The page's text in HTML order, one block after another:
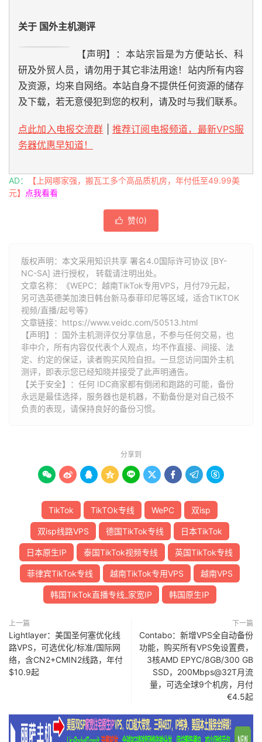
关于 国外主机测评
【声明】：本站宗旨是为方便站长、科
研及外贸人员，请勿用于其它非法用途！站内所有内容
及资源，均来自网络。本站自身不提供任何资源的储存
及下载，若无意侵犯到您的权利，请及时与我们联系。
点此加入电报交流群
推荐订阅电报频道，最新VPS服
务器优惠早知道！
AD：
【上网哪家强，搬瓦工多个高品质机房，年付低至49.99美
元】
点我看看
 赞(0)
版权声明：本文采用知识共享 署名4.0国际许可协议 [BY-
NC-SA] 进行授权， 转载请注明出处。
文章名称：《WEPC：越南TikTok专用VPS，月付79元起，
另可选英德美加澳日韩台新马泰菲印尼等区域，适合TIKTOK
视频/直播/起号等》
文章链接： https://www.veidc.com/50513.html
【声明】：国外主机测评仅分享信息，不参与任何交易，也
非中介，所有内容仅代表个人观点，均不作直接、间接、法
定、约定的保证，读者购买风险自担。一旦您访问国外主机
测评，即表示您已经知晓并接受了此声明通告。
【关于安全】：任何 IDC商家都有倒闭和跑路的可能，备份
永远是最佳选择，服务器也是机器，不勤备份是对自己极不
负责的表现，请保持良好的备份习惯。
分享到
        
TikTok TikTOk专线 WePC 双isp
双isp线路VPS 德国TikTok专线 日本TikTok
日本原生IP 泰国TikTok视频专线 英国TikTok专线
菲律宾TikTok专线 越南TikTok专用VPS 越南VPS
韩国TikTok直播专线_家宽IP 韩国原生IP
上一篇
Lightlayer：美国圣何塞优化线
路VPS，可选优化/标准/国际网
络，含CN2+CMIN2线路，年付
$10.9起
下一篇
Contabo：新增VPS全自动备份
功能，购买所有VPS免设置费，
3核AMD EPYC/8GB/300 GB
SSD，200Mbps@32T月流
量，可选全球9个机房，月付
€4.5起